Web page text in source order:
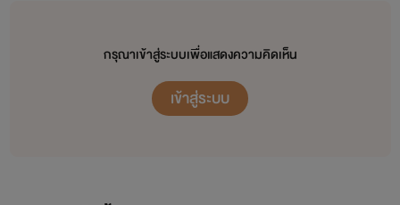
กรุณาเข้าสู่ระบบเพื่อแสดงความคิดเห็น
เข้าสู่ระบบ